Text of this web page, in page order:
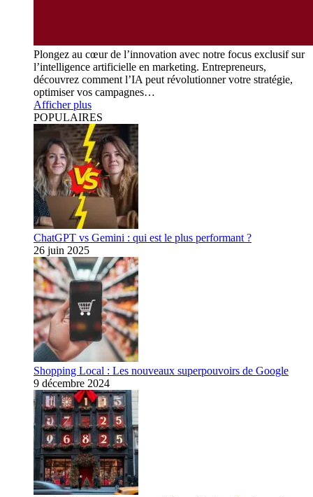
Plongez au cœur de l’innovation avec notre focus exclusif sur
l’intelligence artificielle en marketing. Entrepreneurs,
découvrez comment l’IA peut révolutionner votre stratégie,
optimiser vos campagnes…
Afficher plus
POPULAIRES
ChatGPT vs Gemini : qui est le plus performant ?
26 juin 2025
Shopping Local : Les nouveaux superpouvoirs de Google
9 décembre 2024